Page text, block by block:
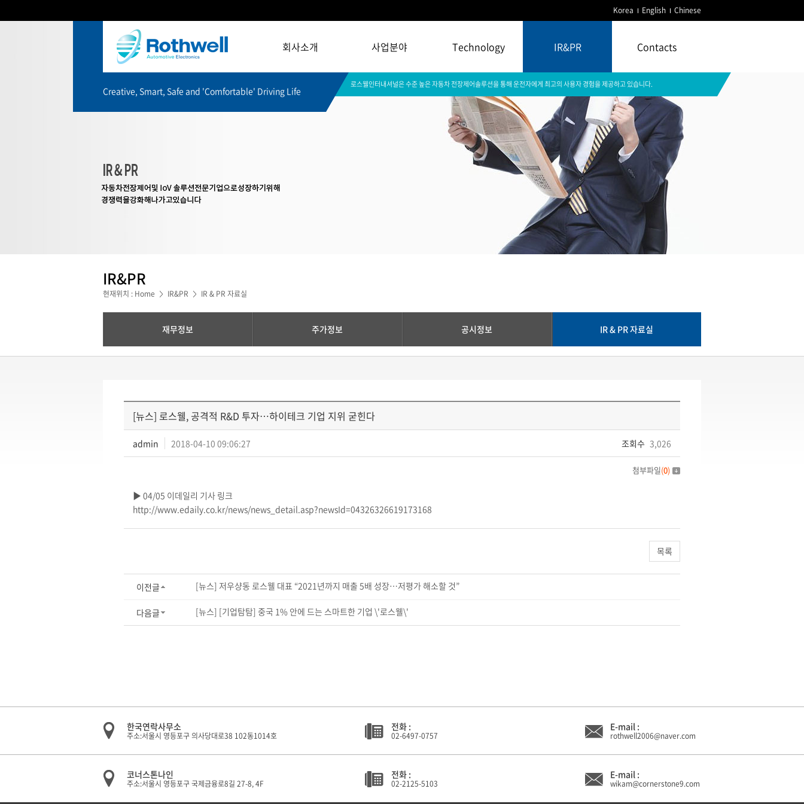
Korea English Chinese
회사소개 사업분야 Technology IR&PR Contacts
Creative, Smart, Safe and 'Comfortable' Driving Life
로스웰인터내셔널은 수준 높은 자동차 전장제어솔루션을 통해 운전자에게 최고의 사용자 경험을 제공하고 있습니다.
IR&PR
현재위치 : Home > IR&PR > IR & PR 자료실
재무정보 주가정보 공시정보 IR & PR 자료실
[뉴스] 로스웰, 공격적 R&D 투자…하이테크 기업 지위 굳힌다
admin 2018-04-10 09:06:27 조회수 3,026
첨부파일(0)
▶ 04/05 이데일리 기사 링크
http://www.edaily.co.kr/news/news_detail.asp?newsId=04326326619173168
목록
이전글 [뉴스] 저우샹동 로스웰 대표 “2021년까지 매출 5배 성장…저평가 해소할 것”
다음글 [뉴스] [기업탐탐] 중국 1% 안에 드는 스마트한 기업 \'로스웰\'
한국연락사무소
주소:서울시 영등포구 의사당대로38 102동1014호
전화 :
02-6497-0757
E-mail :
rothwell2006@naver.com
코너스톤나인
주소:서울시 영등포구 국제금융로8길 27-8, 4F
전화 :
02-2125-5103
E-mail :
wikam@cornerstone9.com